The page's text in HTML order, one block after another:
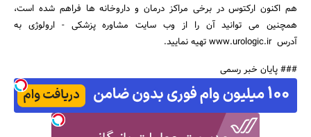
هم اکنون ارکتوس در برخی مراکز درمان و داروخانه ها فراهم شده است،
همچنین می توانید آن را از وب سایت مشاوره پزشکی - ارولوژی به
آدرس www.urologic.ir تهیه نمایید.
### پایان خبر رسمی